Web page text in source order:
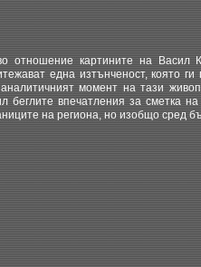
отношение картините на Васил
една изтънченост, която
момент на тази
беглите впечатления за сметка
на региона, но изобщо сред